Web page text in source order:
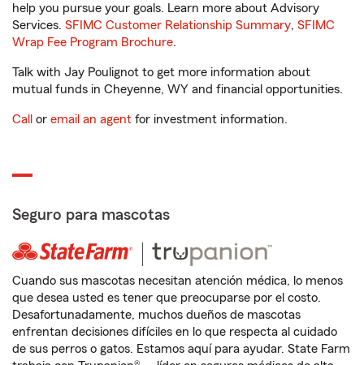
help you pursue your goals. Learn more about Advisory
Services. SFIMC Customer Relationship Summary, SFIMC
Wrap Fee Program Brochure.
Talk with Jay Poulignot to get more information about
mutual funds in Cheyenne, WY and financial opportunities.
Call or email an agent for investment information.
Seguro para mascotas
Cuando sus mascotas necesitan atención médica, lo menos
que desea usted es tener que preocuparse por el costo.
Desafortunadamente, muchos dueños de mascotas
enfrentan decisiones difíciles en lo que respecta al cuidado
de sus perros o gatos. Estamos aquí para ayudar. State Farm